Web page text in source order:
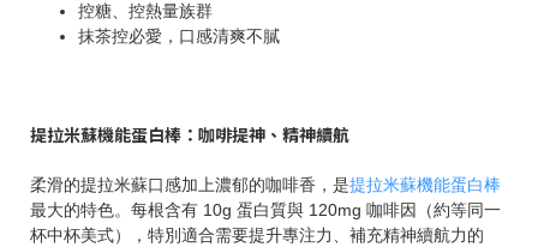
控糖、控熱量族群
抹茶控必愛，口感清爽不膩
提拉米蘇機能蛋白棒：咖啡提神、精神續航
柔滑的提拉米蘇口感加上濃郁的咖啡香，是提拉米蘇機能蛋白棒
最大的特色。每根含有 10g 蛋白質與 120mg 咖啡因（約等同一
杯中杯美式），特別適合需要提升專注力、補充精神續航力的